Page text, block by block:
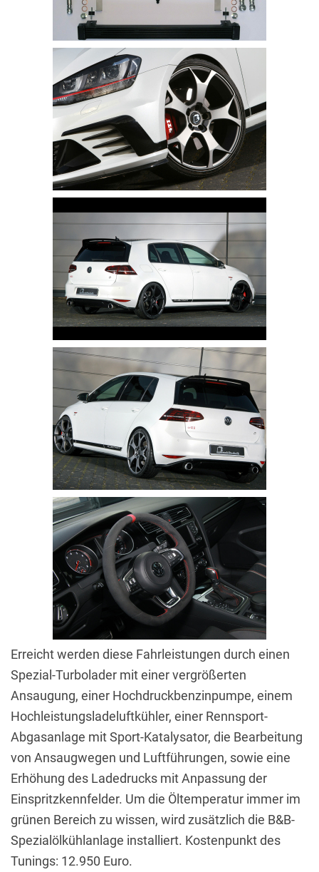
Erreicht werden diese Fahrleistungen durch einen
Spezial-Turbolader mit einer vergrößerten
Ansaugung, einer Hochdruckbenzinpumpe, einem
Hochleistungsladeluftkühler, einer Rennsport-
Abgasanlage mit Sport-Katalysator, die Bearbeitung
von Ansaugwegen und Luftführungen, sowie eine
Erhöhung des Ladedrucks mit Anpassung der
Einspritzkennfelder. Um die Öltemperatur immer im
grünen Bereich zu wissen, wird zusätzlich die B&B-
Spezialölkühlanlage installiert. Kostenpunkt des
Tunings: 12.950 Euro.